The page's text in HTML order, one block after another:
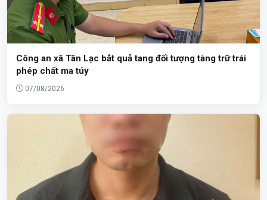
Công an xã Tân Lạc bắt quả tang đối tượng tàng trữ trái
phép chất ma túy
07/08/2026